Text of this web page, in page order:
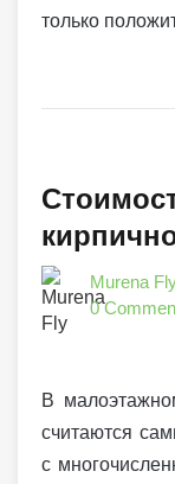
только
Murena
0
В
считаются
с